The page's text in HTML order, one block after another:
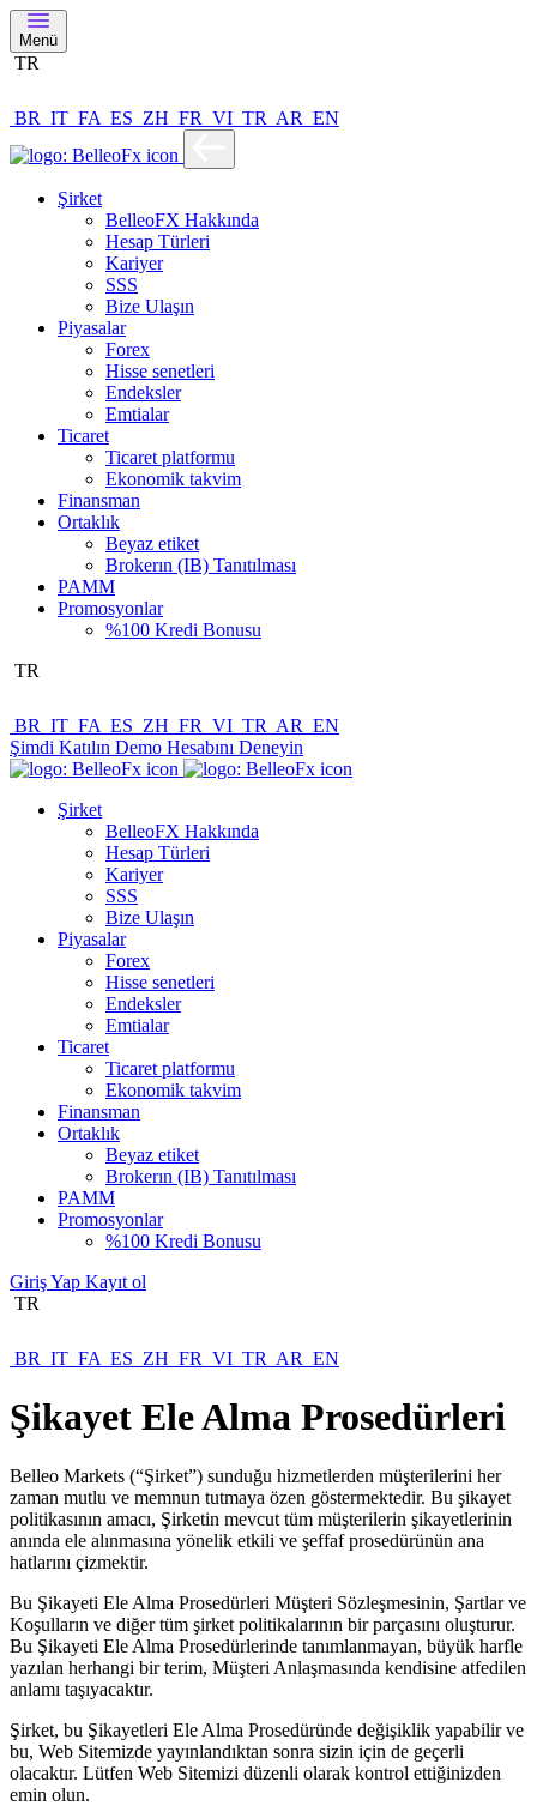
Menü
TR
BR IT FA ES ZH FR VI TR AR EN
Şirket
BelleoFX Hakkında
Hesap Türleri
Kariyer
SSS
Bize Ulaşın
Piyasalar
Forex
Hisse senetleri
Endeksler
Emtialar
Ticaret
Ticaret platformu
Ekonomik takvim
Finansman
Ortaklık
Beyaz etiket
Brokerın (IB) Tanıtılması
PAMM
Promosyonlar
%100 Kredi Bonusu
TR
BR IT FA ES ZH FR VI TR AR EN
Şimdi Katılın Demo Hesabını Deneyin
Şirket
BelleoFX Hakkında
Hesap Türleri
Kariyer
SSS
Bize Ulaşın
Piyasalar
Forex
Hisse senetleri
Endeksler
Emtialar
Ticaret
Ticaret platformu
Ekonomik takvim
Finansman
Ortaklık
Beyaz etiket
Brokerın (IB) Tanıtılması
PAMM
Promosyonlar
%100 Kredi Bonusu
Giriş Yap Kayıt ol
TR
BR IT FA ES ZH FR VI TR AR EN
Şikayet Ele Alma Prosedürleri
Belleo Markets (“Şirket”) sunduğu hizmetlerden müşterilerini her
zaman mutlu ve memnun tutmaya özen göstermektedir. Bu şikayet
politikasının amacı, Şirketin mevcut tüm müşterilerin şikayetlerinin
anında ele alınmasına yönelik etkili ve şeffaf prosedürünün ana
hatlarını çizmektir.
Bu Şikayeti Ele Alma Prosedürleri Müşteri Sözleşmesinin, Şartlar ve
Koşulların ve diğer tüm şirket politikalarının bir parçasını oluşturur.
Bu Şikayeti Ele Alma Prosedürlerinde tanımlanmayan, büyük harfle
yazılan herhangi bir terim, Müşteri Anlaşmasında kendisine atfedilen
anlamı taşıyacaktır.
Şirket, bu Şikayetleri Ele Alma Prosedüründe değişiklik yapabilir ve
bu, Web Sitemizde yayınlandıktan sonra sizin için de geçerli
olacaktır. Lütfen Web Sitemizi düzenli olarak kontrol ettiğinizden
emin olun.